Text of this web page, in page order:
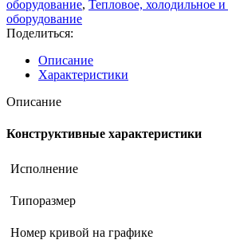
оборудование, Тепловое, холодильное
оборудование
Поделиться:
Описание
Характеристики
Описание
Конструктивные характеристики
Исполнение
Типоразмер
Номер кривой на графике